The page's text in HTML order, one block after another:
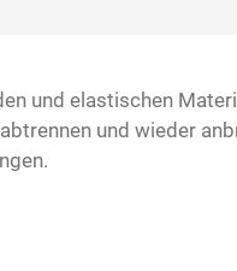
und elastischen
und wieder